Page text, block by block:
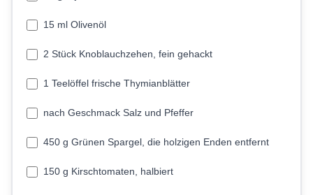
15 ml Olivenöl
2 Stück Knoblauchzehen, fein gehackt
1 Teelöffel frische Thymianblätter
nach Geschmack Salz und Pfeffer
450 g Grünen Spargel, die holzigen Enden entfernt
150 g Kirschtomaten, halbiert